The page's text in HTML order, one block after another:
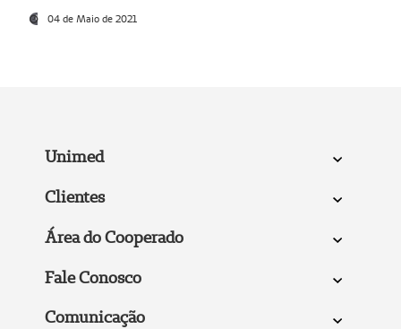
04 de Maio de 2021
Unimed
Clientes
Área do Cooperado
Fale Conosco
Comunicação